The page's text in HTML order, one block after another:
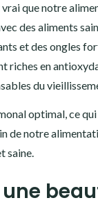
que notre
des aliments
et des ongles
riches en
du
optimal, ce
de notre
saine.